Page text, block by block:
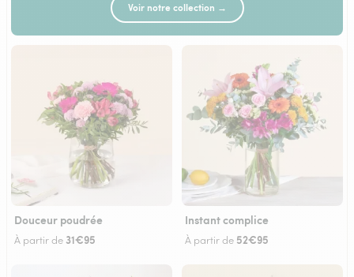
Voir notre collection →
Douceur poudrée
À partir de 31€95
Instant complice
À partir de 52€95